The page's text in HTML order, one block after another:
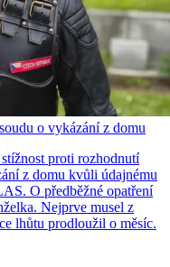
o vykázání z domu
proti rozhodnutí
z domu kvůli údajnému
O předběžné opatření
Nejprve musel z
lhůtu prodloužil o měsíc.